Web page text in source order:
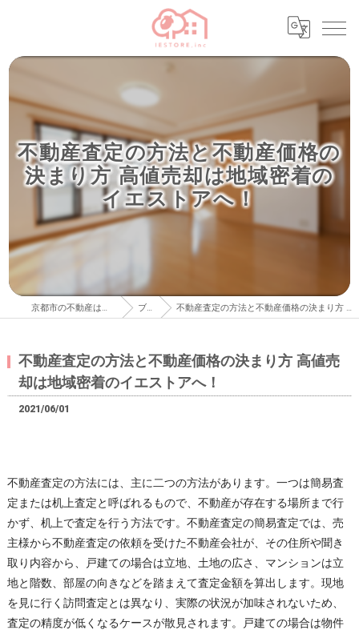
不動産査定の方法と不動産価格の
決まり方 高値売却は地域密着の
イエストアへ！
京都市の不動産はイエストア株式会社 ブログ 不動産査定の方法と不動産価格の決まり方 高値売却は地域密着のイエストアへ！
不動産査定の方法と不動産価格の決まり方 高値売
却は地域密着のイエストアへ！
2021/06/01
不動産査定の方法には、主に二つの方法があります。一つは簡易査
定または机上査定と呼ばれるもので、不動産が存在する場所まで行
かず、机上で査定を行う方法です。 不動産査定の簡易査定では、売
主様から不動産査定の依頼を受けた不動産会社が、その住所や聞き
取り内容から、戸建ての場合は立地、土地の広さ、マンションは立
地と階数、部屋の向きなどを踏まえて査定金額を算出します。現地
を見に行く訪問査定とは異なり、実際の状況が加味されないため、
査定の精度が低くなるケースが散見されます。戸建ての場合は物件